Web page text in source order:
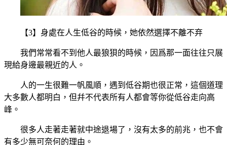
【3】身處在人生低谷的時候，她依然選擇不離不弃
我們常常看不到他人最狼狽的時候，因爲那一面往往只展
現給身邊最親近的人。
人的一生很難一帆風順，遇到低谷期也很正常，這個道理
大多數人都明白，但幷不代表所有人都會等你從低谷走向高
峰。
很多人走著走著就中途退場了，沒有太多的前兆，也不會
有多少無可奈何的理由。